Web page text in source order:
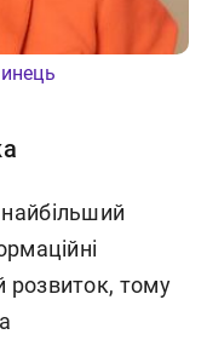
розвиток, тому